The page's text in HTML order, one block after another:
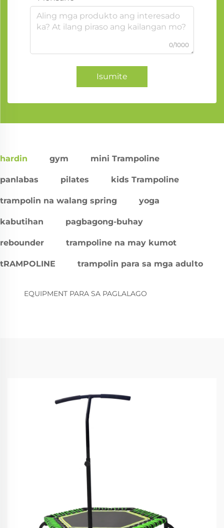
0/1000
Isumite
hardin gym mini Trampoline
panlabas pilates kids Trampoline
trampolin na walang spring yoga
kabutihan pagbagong-buhay
rebounder trampoline na may kumot
tRAMPOLINE trampolin para sa mga adulto
EQUIPMENT PARA SA PAGLALAGO